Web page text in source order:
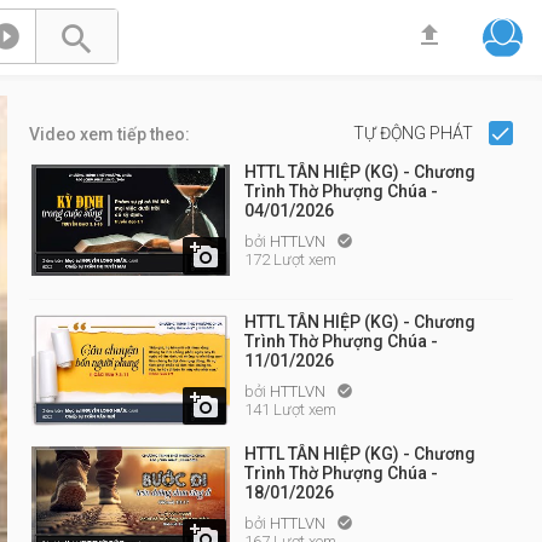
 
Video xem tiếp theo: TỰ ĐỘNG PHÁT

HTTL TÂN HIỆP (KG) - Chương
Trình Thờ Phượng Chúa -
04/01/2026
bởi HTTLVN 
172 Lượt xem

HTTL TÂN HIỆP (KG) - Chương
Trình Thờ Phượng Chúa -
11/01/2026
bởi HTTLVN 
141 Lượt xem
HTTL TÂN HIỆP (KG) - Chương
Trình Thờ Phượng Chúa -
18/01/2026
bởi HTTLVN 